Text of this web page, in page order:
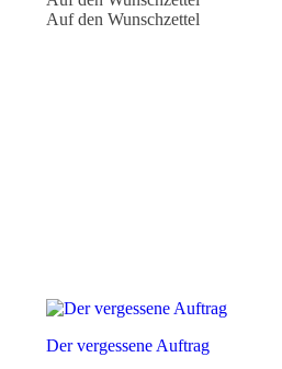
Auf den Wunschzettel
Der vergessene Auftrag